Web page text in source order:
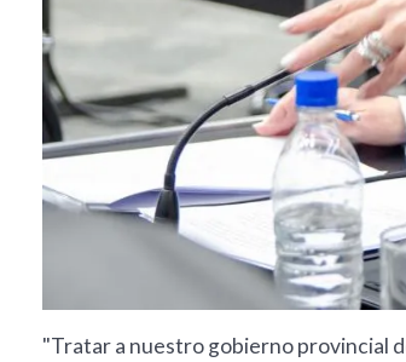
"Tratar a nuestro gobierno provincial